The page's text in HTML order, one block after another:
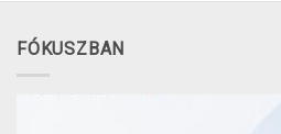
FÓKUSZBAN